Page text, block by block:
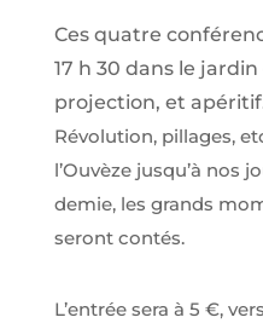
Ces quatre
17 h 30 dans le
projection, et
Révolution, pillages,
l’Ouvèze jusqu’à nos
demie, les grands
seront contés.
L’entrée sera à 5 €,